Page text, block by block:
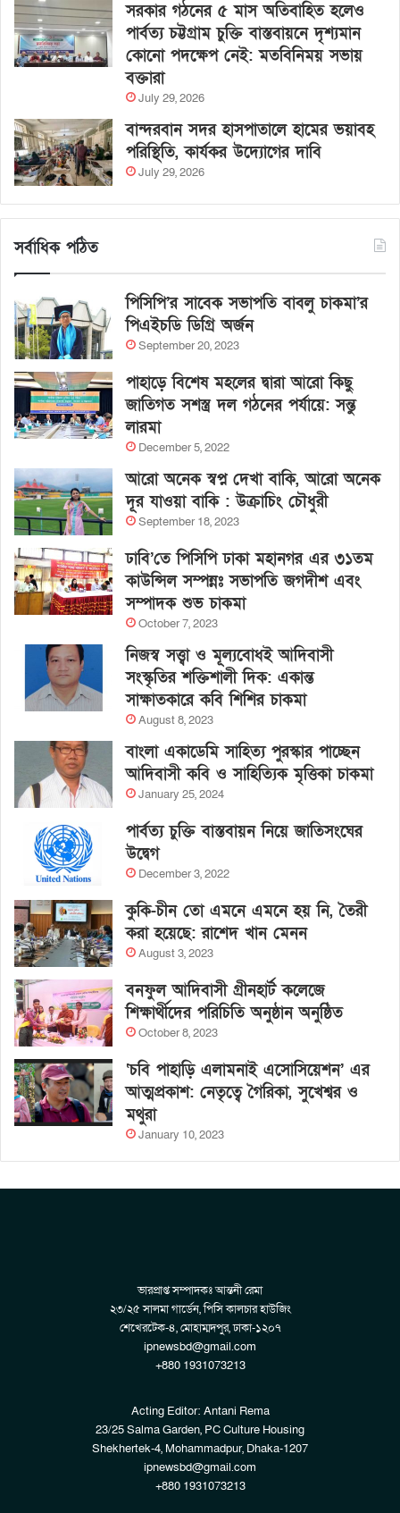
সরকার গঠনের ৫ মাস অতিবাহিত হলেও
পার্বত্য চট্টগ্রাম চুক্তি বাস্তবায়নে দৃশ্যমান
কোনো পদক্ষেপ নেই: মতবিনিময় সভায়
বক্তারা
July 29, 2026
বান্দরবান সদর হাসপাতালে হামের ভয়াবহ
পরিস্থিতি, কার্যকর উদ্যোগের দাবি
July 29, 2026
সর্বাধিক পঠিত
পিসিপি’র সাবেক সভাপতি বাবলু চাকমা’র
পিএইচডি ডিগ্রি অর্জন
September 20, 2023
পাহাড়ে বিশেষ মহলের দ্বারা আরো কিছু
জাতিগত সশস্ত্র দল গঠনের পর্যায়ে: সন্তু
লারমা
December 5, 2022
আরো অনেক স্বপ্ন দেখা বাকি, আরো অনেক
দূর যাওয়া বাকি : উক্রাচিং চৌধুরী
September 18, 2023
ঢাবি’তে পিসিপি ঢাকা মহানগর এর ৩১তম
কাউন্সিল সম্পন্নঃ সভাপতি জগদীশ এবং
সম্পাদক শুভ চাকমা
October 7, 2023
নিজস্ব সত্ত্বা ও মূল্যবোধই আদিবাসী
সংস্কৃতির শক্তিশালী দিক: একান্ত
সাক্ষাতকারে কবি শিশির চাকমা
August 8, 2023
বাংলা একাডেমি সাহিত্য পুরস্কার পাচ্ছেন
আদিবাসী কবি ও সাহিত্যিক মৃত্তিকা চাকমা
January 25, 2024
পার্বত্য চুক্তি বাস্তবায়ন নিয়ে জাতিসংঘের
উদ্বেগ
December 3, 2022
কুকি-চীন তো এমনে এমনে হয় নি, তৈরী
করা হয়েছে: রাশেদ খান মেনন
August 3, 2023
বনফুল আদিবাসী গ্রীনহার্ট কলেজে
শিক্ষার্থীদের পরিচিতি অনুষ্ঠান অনুষ্ঠিত
October 8, 2023
‘চবি পাহাড়ি এলামনাই এসোসিয়েশন’ এর
আত্মপ্রকাশ: নেতৃত্বে গৈরিকা, সুখেশ্বর ও
মথুরা
January 10, 2023
ভারপ্রাপ্ত সম্পাদকঃ আন্তনী রেমা
২৩/২৫ সালমা গার্ডেন, পিসি কালচার হাউজিং
শেখেরটেক-৪, মোহাম্মদপুর, ঢাকা-১২০৭
ipnewsbd@gmail.com
+880 1931073213
Acting Editor: Antani Rema
23/25 Salma Garden, PC Culture Housing
Shekhertek-4, Mohammadpur, Dhaka-1207
ipnewsbd@gmail.com
+880 1931073213